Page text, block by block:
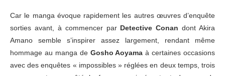
Car le manga évoque rapidement les autres œuvres d’enquête
sorties avant, à commencer par Detective Conan dont Akira
Amano semble s’inspirer assez largement, rendant même
hommage au manga de Gosho Aoyama à certaines occasions
avec des enquêtes « impossibles » réglées en deux temps, trois